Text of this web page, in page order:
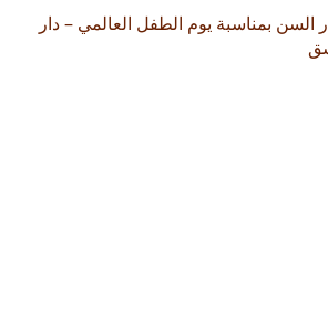
بمناسبة يوم الطفل العالمي – دار